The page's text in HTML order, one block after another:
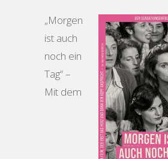
„Morgen
ist auch
noch ein
Tag“ –
Mit dem